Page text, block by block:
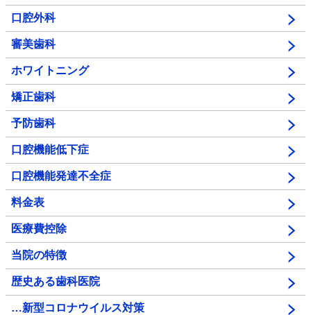
口腔外科
審美歯科
ホワイトニング
矯正歯科
予防歯科
口腔機能低下症
口腔機能発達不全症
料金表
医療費控除
当院の特徴
歴史ある歯科医院
…新型コロナウイルス対策